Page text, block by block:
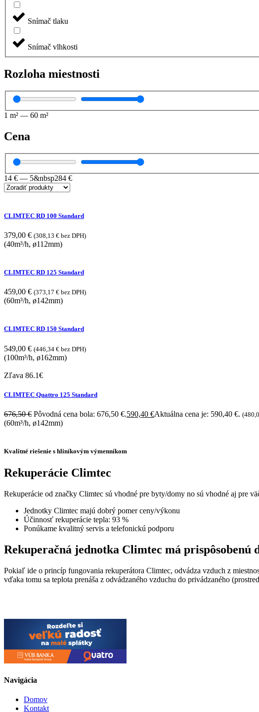
Snímač tlaku
Snímač vlhkosti
Rozloha miestnosti
1 m² — 60 m²
Cena
14 € — 5&nbsp284 €
CLIMTEC RD 100 Standard
379,00 € (308,13 € bez DPH)
(40m³/h, ø112mm)
CLIMTEC RD 125 Standard
459,00 € (373,17 € bez DPH)
(60m³/h, ø142mm)
CLIMTEC RD 150 Standard
549,00 € (446,34 € bez DPH)
(100m³/h, ø162mm)
Zľava 86.1€
CLIMTEC Quattro 125 Standard
676,50€ Pôvodná cena bola: 676,50 €.590,40 €Aktuálna cena je: 590,40 €. (
(60m³/h, ø142mm)
Kvalitné riešenie s hliníkovým výmenníkom
Rekuperácie Climtec
Rekuperácie od značky Climtec sú vhodné pre byty/domy no sú vhodné aj pre
Jednotky Climtec majú dobrý pomer ceny/výkonu
Účinnosť rekuperácie tepla: 93 %
Ponúkame kvalitný servis a telefonickú podporu
Rekuperačná jednotka Climtec má
Pokiaľ ide o princíp fungovania rekuperátora Climtec, odvádza vzduch z
vďaka tomu sa teplota prenáša z odvádzaného vzduchu do privádzaného
Navigácia
Domov
Kontakt